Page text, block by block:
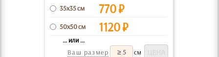
35x35 см 770₽
50x50 см 1120₽
... или ...
Ваш размер
см